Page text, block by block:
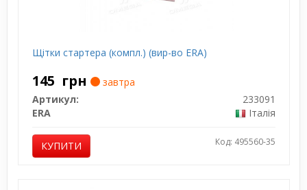
Щітки стартера (компл.) (вир-во ERA)
145 грн
завтра
Артикул:
233091
ERA
Італія
КУПИТИ Код: 495560-35